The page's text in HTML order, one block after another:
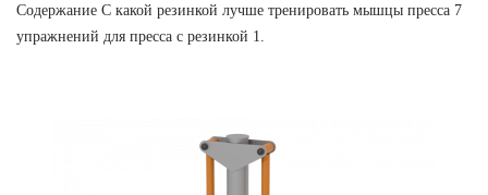
Содержание С какой резинкой лучше тренировать мышцы пресса 7
упражнений для пресса с резинкой 1.